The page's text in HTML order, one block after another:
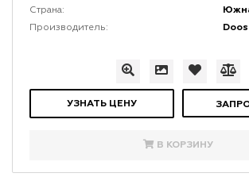
Страна:
Производитель:
УЗНАТЬ ЦЕНУ
В КОРЗИНУ